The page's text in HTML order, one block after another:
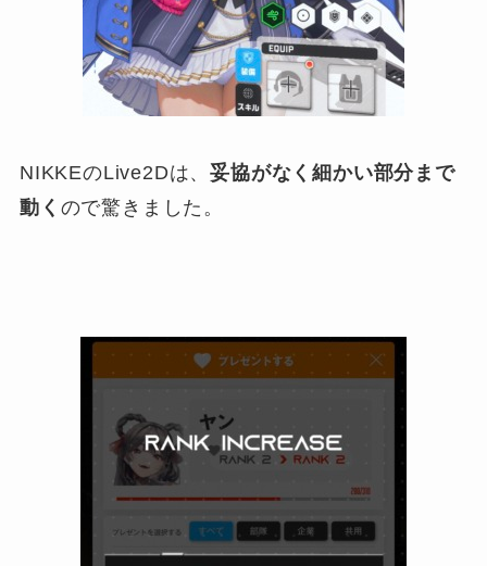
NIKKEのLive2Dは、妥協がなく細かい部分まで
動く ので驚きました。